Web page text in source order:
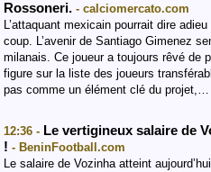
Rossoneri. - calciomercato.com
L’attaquant mexicain pourrait dire
coup. L’avenir de Santiago Gimenez
milanais. Ce joueur a toujours rêvé de
figure sur la liste des joueurs
pas comme un élément clé du projet,…
12:36 - Le vertigineux salaire de
! - BeninFootball.com
Le salaire de Vozinha atteint